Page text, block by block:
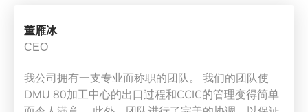
董雁冰
CEO
我公司拥有一支专业而称职的团队。 我们的团队使
DMU 80加工中心的出口过程和CCIC的管理变得简单